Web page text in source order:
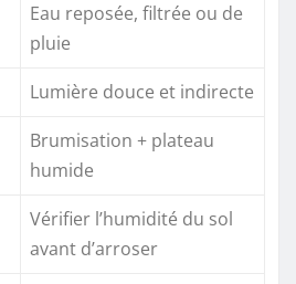
Eau reposée, filtrée ou de
pluie
Lumière douce et indirecte
Brumisation + plateau
humide
Vérifier l’humidité du sol
avant d’arroser